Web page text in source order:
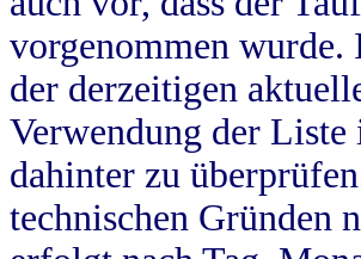
vorgenommen wurde.
der derzeitigen
Verwendung der
dahinter zu
technischen Gründen